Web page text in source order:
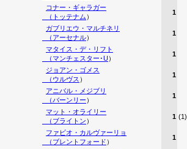
コナー・ギャラガー
（ トッテナム）
1
ガブリエウ・マルチネリ
（アーセナル）
1
マタイス・デ・リフト
（マンチェスター･U）
1
ジョアン・ゴメス
（ウルヴス ）
1
アニバル・メジブリ
（バーンリー）
1
マット・オライリー
（ブライトン）
1 (1)
ファビオ・カルヴァーリョ
（ブレントフォード）
1